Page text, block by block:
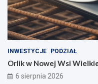
INWESTYCJE PODZIAŁ
Orlik w Nowej Wsi
6 sierpnia 2026